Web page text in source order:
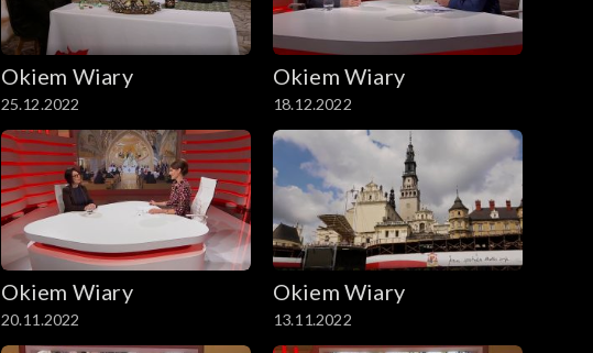
Okiem Wiary
25.12.2022
Okiem Wiary
18.12.2022
Okiem Wiary
20.11.2022
Okiem Wiary
13.11.2022